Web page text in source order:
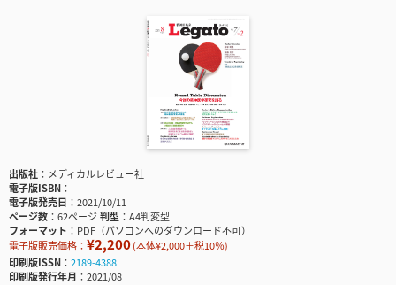
出版社
メディカルレビュー社
電子版ISBN
電子版発売日
2021/10/11
ページ数
62ページ判型
A4判変型
フォーマット
PDF（パソコンへのダウンロード不可）
電子版販売価格： ¥2,200(本体¥2,000＋税10％)
印刷版ISSN
2189-4388
印刷版発行年月
2021/08